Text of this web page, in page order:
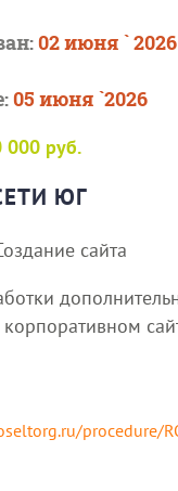
02 июня ` 2026
05 июня `2026
000 руб.
ЮГ
сайта
корпоративном
procedure/